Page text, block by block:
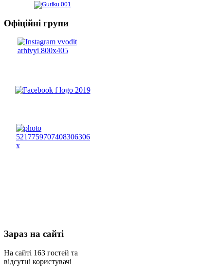
Офіційні групи
Зараз на сайті
На сайті 163 гостей та
відсутні користувачі